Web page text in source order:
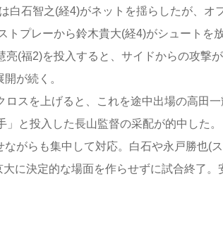
石智之(経4)がネットを揺らしたが、オ
トプレーから鈴木貴大(経4)がシュートを
(福2)を投入すると、サイドからの攻撃
が続く。
スを上げると、これを途中出場の高田一
と投入した長山監督の采配が的中した。
がらも集中して対応。白石や永戸勝也(
に決定的な場面を作らせずに試合終了。